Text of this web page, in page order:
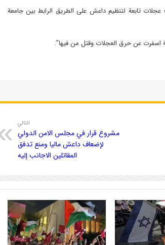
تابعة لتنظيم داعش على الطريق الرابط بين جامعة
اسفرت عن حرق العجلات وقتل من فيها”.
التالي
مشروع قرار في مجلس الامن الدولي
لإضعاف داعش ماليا ومنع تدفق
المقاتلين الاجانب إليه